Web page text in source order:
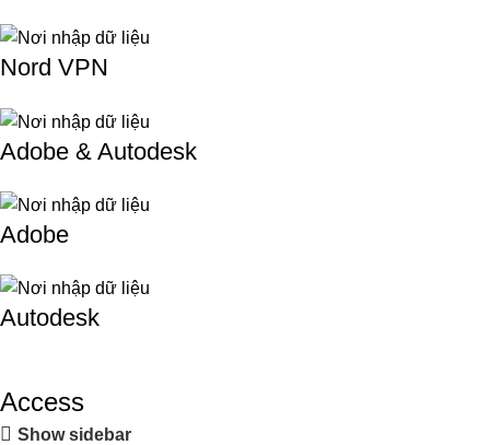
Nord VPN
Adobe & Autodesk
Adobe
Autodesk
Access
Show sidebar